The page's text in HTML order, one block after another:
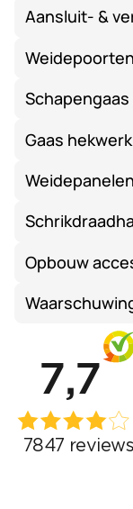
Aansluit- &
Weidepoorten
Gaas hekwerk
Weidepanelen
Opbouw